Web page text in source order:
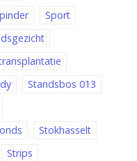
Sport
Standsbos 013
Stokhasselt
Strips